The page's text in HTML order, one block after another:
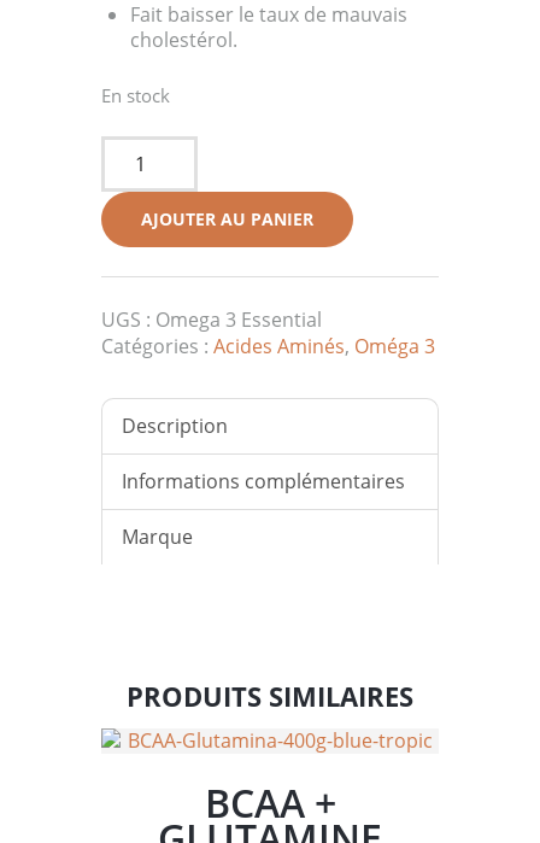
Fait baisser le taux de mauvais
cholestérol.
En stock
quantité
Omega
3
Essential
AJOUTER AU PANIER
UGS : Omega 3 Essential
Catégories : Acides Aminés, Oméga 3
Description
Informations complémentaires
Marque
PRODUITS SIMILAIRES
BCAA +